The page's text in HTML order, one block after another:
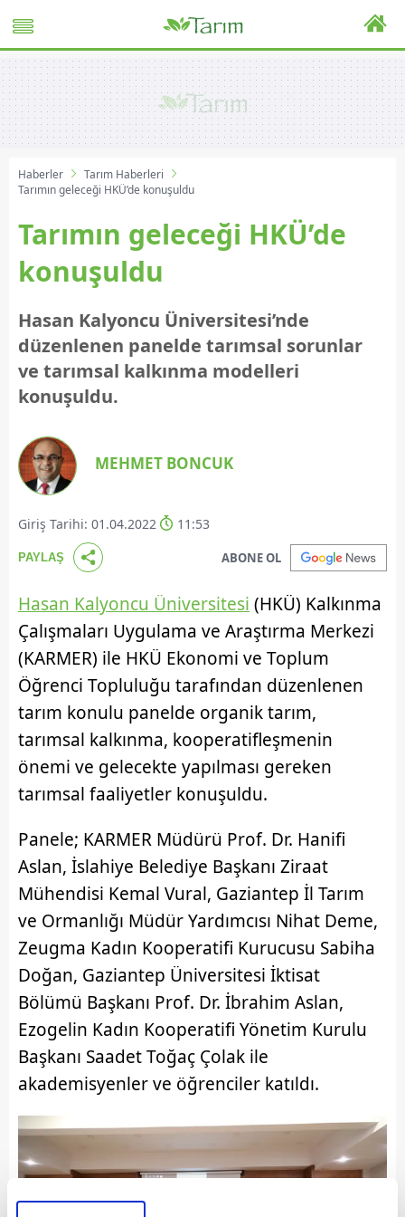
Haberler
Tarım Haberleri
Tarımın geleceği HKÜ’de konuşuldu
Tarımın geleceği HKÜ’de
konuşuldu
Hasan Kalyoncu Üniversitesi’nde
düzenlenen panelde tarımsal sorunlar
ve tarımsal kalkınma modelleri
konuşuldu.
MEHMET BONCUK
Giriş Tarihi: 01.04.2022 11:53
PAYLAŞ ABONE OL
Hasan Kalyoncu Üniversitesi (HKÜ) Kalkınma
Çalışmaları Uygulama ve Araştırma Merkezi
(KARMER) ile HKÜ Ekonomi ve Toplum
Öğrenci Topluluğu tarafından düzenlenen
tarım konulu panelde organik tarım,
tarımsal kalkınma, kooperatifleşmenin
önemi ve gelecekte yapılması gereken
tarımsal faaliyetler konuşuldu.
Panele; KARMER Müdürü Prof. Dr. Hanifi
Aslan, İslahiye Belediye Başkanı Ziraat
Mühendisi Kemal Vural, Gaziantep İl Tarım
ve Ormanlığı Müdür Yardımcısı Nihat Deme,
Zeugma Kadın Kooperatifi Kurucusu Sabiha
Doğan, Gaziantep Üniversitesi İktisat
Bölümü Başkanı Prof. Dr. İbrahim Aslan,
Ezogelin Kadın Kooperatifi Yönetim Kurulu
Başkanı Saadet Toğaç Çolak ile
akademisyenler ve öğrenciler katıldı.